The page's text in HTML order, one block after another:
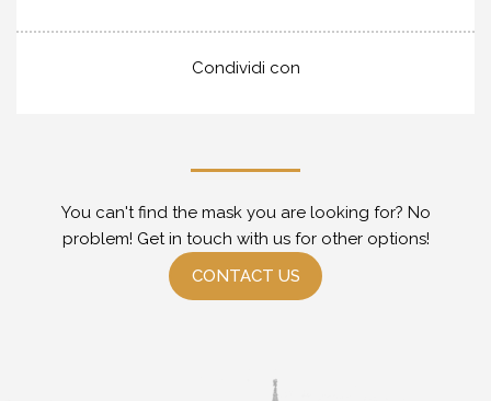
Condividi con
You can't find the mask you are looking for? No
problem! Get in touch with us for other options!
CONTACT US